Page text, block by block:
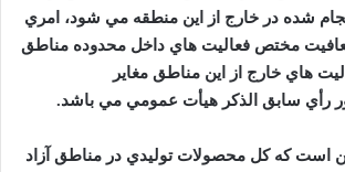
شده در خارج از اين منطقه مي شود، امري
مختص فعاليت هاي داخل محدوده مناطق
هاي خارج از اين مناطق مغاير
رأي سابق الذکر هيأت عمومي مي باشد.
اين است که کل محصولات توليدي در مناطق آزاد